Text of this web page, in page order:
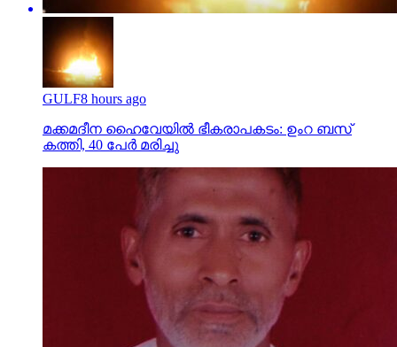
GULF8 hours ago
മക്കമദീന ഹൈവേയില്‍ ഭീകരാപകടം: ഉംറ ബസ്
കത്തി, 40 പേര്‍ മരിച്ചു